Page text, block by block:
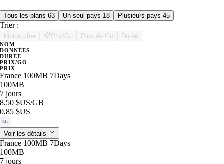
Tous les plans 63 Un seul pays 18 Plusieurs pays 45
Trier :
Moins cher Prix/Go Plus de Go Durée
NOM
DONNÉES
DURÉE
PRIX/GO
PRIX
France 100MB 7Days
100MB
7 jours
8,50 $US/GB
0,85 $US
5G
Voir les détails
France 100MB 7Days
100MB
7 jours